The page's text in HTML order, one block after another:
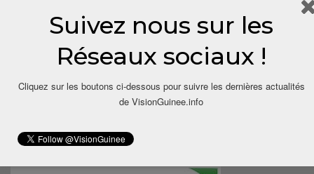
Suivez nous sur les
Réseaux sociaux !
Cliquez sur les boutons ci-dessous pour suivre les dernières actualités
de VisionGuinee.info